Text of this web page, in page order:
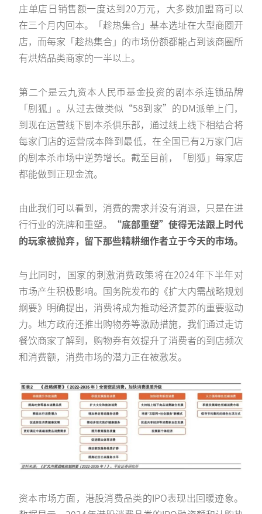
庄单店日销售额一度达到20万元，大多数加盟商可以
在三个月内回本。「趁热集合」基本选址在大型商圈开
店，而每家「趁热集合」的市场份额都能占到该商圈所
有烘焙品类商家的一半以上。
第二个是云九资本人民币基金投资的剧本杀连锁品牌
「剧狐」。从过去做类似“58到家”的DM派单上门，
到现在运营线下剧本杀俱乐部，通过线上线下相结合将
每家门店的运营成本降到最低，在全国已有2万家门店
的剧本杀市场中逆势增长。截至目前，「剧狐」每家店
都能做到正现金流。
由此我们可以看到，消费的需求并没有消退，只是在进
行行业的洗牌和重塑。
“底部重塑”使得无法跟上时代
的玩家被抛弃，留下那些精耕细作者立于今天的市场。
与此同时，国家的刺激消费政策将在2024年下半年对
市场产生积极影响。国务院发布的《扩大内需战略规划
纲要》明确提出，消费将成为推动经济复苏的重要驱动
力。地方政府还推出购物券等激励措施，我们通过走访
餐饮商家了解到，购物券有效提升了消费者的到店频次
和消费额，消费市场的潜力正在被激发。
资本市场方面，港股消费品类的IPO表现出回暖迹象。